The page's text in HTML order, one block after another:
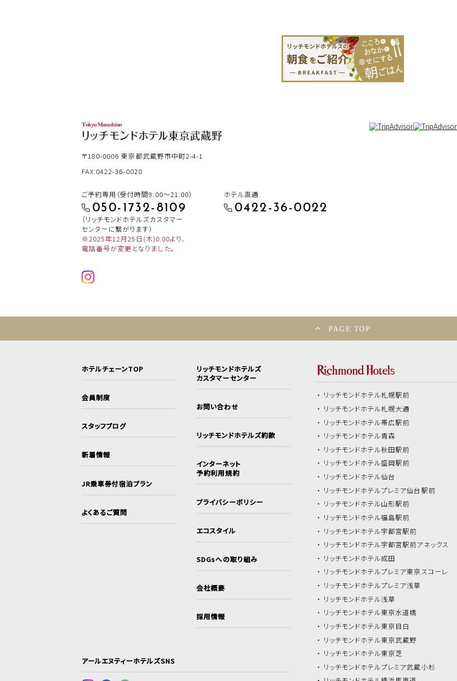
〒180-0006東京都武蔵野市中町2-4-1
FAX:0422-36-0020
ご予約専用（受付時間9:00～21:00）
050-1732-8109
（リッチモンドホテルズカスタマー
センターに繋がります）
※2025年12月25日(木)0:00より、
電話番号が変更となりました。
ホテル直通
0422-36-0022
PAGE TOP
ホテルチェーンTOP
会員制度
スタッフブログ
新着情報
JR乗車券付宿泊プラン
よくあるご質問
リッチモンドホテルズ
カスタマーセンター
お問い合わせ
リッチモンドホテルズ約款
インターネット
予約利用規約
プライバシーポリシー
エコスタイル
SDGsへの取り組み
会社概要
採用情報
アールエヌティーホテルズSNS
リッチモンドホテル札幌駅前
リッチモンドホテル札幌大通
リッチモンドホテル帯広駅前
リッチモンドホテル青森
リッチモンドホテル秋田駅前
リッチモンドホテル盛岡駅前
リッチモンドホテル仙台
リッチモンドホテルプレミア仙台駅前
リッチモンドホテル山形駅前
リッチモンドホテル福島駅前
リッチモンドホテル宇都宮駅前
リッチモンドホテル宇都宮駅前アネックス
リッチモンドホテル成田
リッチモンドホテルプレミア東京スコーレ
リッチモンドホテルプレミア浅草
リッチモンドホテル浅草
リッチモンドホテル東京水道橋
リッチモンドホテル東京目白
リッチモンドホテル東京武蔵野
リッチモンドホテル東京芝
リッチモンドホテルプレミア武蔵小杉